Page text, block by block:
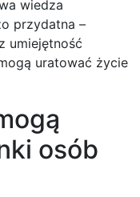
wiedza
przydatna –
umiejętność
uratować życie
osób